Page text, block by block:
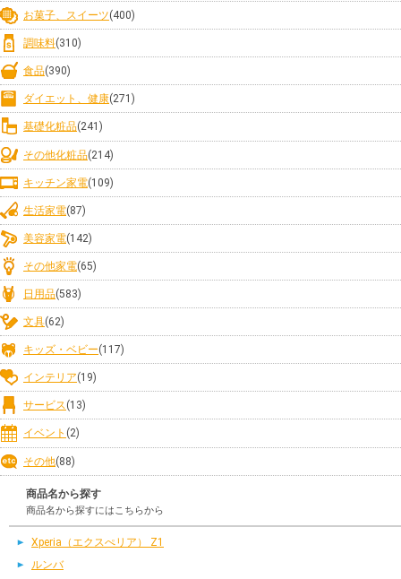
お菓子、スイーツ(400)
調味料(310)
食品(390)
ダイエット、健康(271)
基礎化粧品(241)
その他化粧品(214)
キッチン家電(109)
生活家電(87)
美容家電(142)
その他家電(65)
日用品(583)
文具(62)
キッズ・ベビー(117)
インテリア(19)
サービス(13)
イベント (2)
その他(88)
商品名から探す
商品名から探すにはこちらから
Xperia（エクスぺリア） Z1
ルンバ